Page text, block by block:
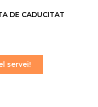
DE CADUCITAT
servei!